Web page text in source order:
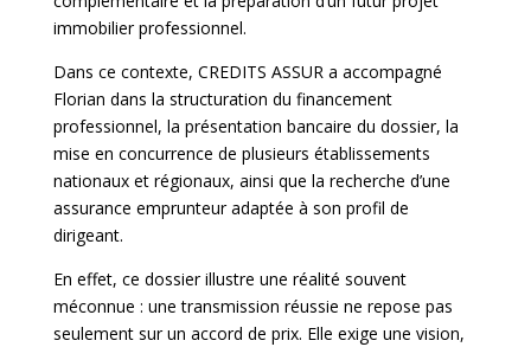
immobilier professionnel.
Dans ce contexte, CREDITS ASSUR a accompagné
Florian dans la structuration du financement
professionnel, la présentation bancaire du dossier, la
mise en concurrence de plusieurs établissements
nationaux et régionaux, ainsi que la recherche d’une
assurance emprunteur adaptée à son profil de
dirigeant.
En effet, ce dossier illustre une réalité souvent
méconnue : une transmission réussie ne repose pas
seulement sur un accord de prix. Elle exige une vision,